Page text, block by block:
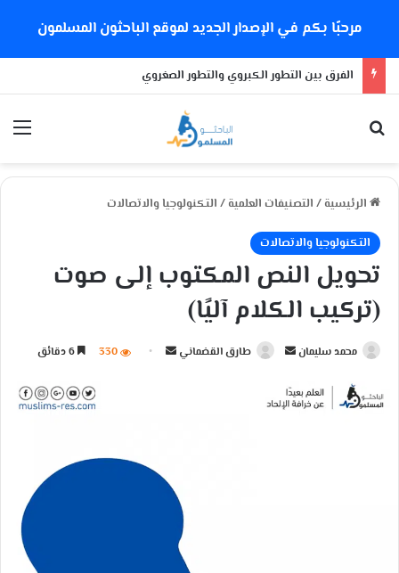
مرحبًا بكم في الإصدار الجديد لموقع الباحثون المسلمون
الفرق بين التطور الكبروي والتطور الصغروي
الرئيسية / التصنيفات العلمية / التكنولوجيا والاتصالات
التكنولوجيا والاتصالات
تحويل النص المكتوب إلى صوت
(تركيب الكلام آليًا)
محمد سليمان طارق القضماني
ي
330